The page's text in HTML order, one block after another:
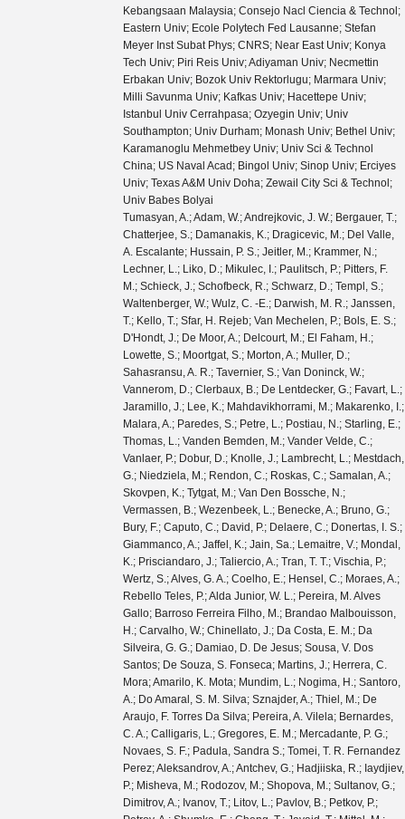
Kebangsaan Malaysia; Consejo Nacl Ciencia & Technol;
Eastern Univ; Ecole Polytech Fed Lausanne; Stefan
Meyer Inst Subat Phys; CNRS; Near East Univ; Konya
Tech Univ; Piri Reis Univ; Adiyaman Univ; Necmettin
Erbakan Univ; Bozok Univ Rektorlugu; Marmara Univ;
Milli Savunma Univ; Kafkas Univ; Hacettepe Univ;
Istanbul Univ Cerrahpasa; Ozyegin Univ; Univ
Southampton; Univ Durham; Monash Univ; Bethel Univ;
Karamanoglu Mehmetbey Univ; Univ Sci & Technol
China; US Naval Acad; Bingol Univ; Sinop Univ; Erciyes
Univ; Texas A&M Univ Doha; Zewail City Sci & Technol;
Univ Babes Bolyai
Tumasyan, A.; Adam, W.; Andrejkovic, J. W.; Bergauer, T.; Chatterjee, S.; Damanakis, K.; Dragicevic, M.; Del Valle, A. Escalante; Hussain, P. S.; Jeitler, M.; Krammer, N.; Lechner, L.; Liko, D.; Mikulec, I.; Paulitsch, P.; Pitters, F. M.; Schieck, J.; Schofbeck, R.; Schwarz, D.; Templ, S.; Waltenberger, W.; Wulz, C. -E.; Darwish, M. R.; Janssen, T.; Kello, T.; Sfar, H. Rejeb; Van Mechelen, P.; Bols, E. S.; D'Hondt, J.; De Moor, A.; Delcourt, M.; El Faham, H.; Lowette, S.; Moortgat, S.; Morton, A.; Muller, D.; Sahasransu, A. R.; Tavernier, S.; Van Doninck, W.; Vannerom, D.; Clerbaux, B.; De Lentdecker, G.; Favart, L.; Jaramillo, J.; Lee, K.; Mahdavikhorrami, M.; Makarenko, I.; Malara, A.; Paredes, S.; Petre, L.; Postiau, N.; Starling, E.; Thomas, L.; Vanden Bemden, M.; Vander Velde, C.; Vanlaer, P.; Dobur, D.; Knolle, J.; Lambrecht, L.; Mestdach, G.; Niedziela, M.; Rendon, C.; Roskas, C.; Samalan, A.; Skovpen, K.; Tytgat, M.; Van Den Bossche, N.; Vermassen, B.; Wezenbeek, L.; Benecke, A.; Bruno, G.; Bury, F.; Caputo, C.; David, P.; Delaere, C.; Donertas, I. S.; Giammanco, A.; Jaffel, K.; Jain, Sa.; Lemaitre, V.; Mondal, K.; Prisciandaro, J.; Taliercio, A.; Tran, T. T.; Vischia, P.; Wertz, S.; Alves, G. A.; Coelho, E.; Hensel, C.; Moraes, A.; Rebello Teles, P.; Alda Junior, W. L.; Pereira, M. Alves Gallo; Barroso Ferreira Filho, M.; Brandao Malbouisson, H.; Carvalho, W.; Chinellato, J.; Da Costa, E. M.; Da Silveira, G. G.; Damiao, D. De Jesus; Sousa, V. Dos Santos; De Souza, S. Fonseca; Martins, J.; Herrera, C. Mora; Amarilo, K. Mota; Mundim, L.; Nogima, H.; Santoro, A.; Do Amaral, S. M. Silva; Sznajder, A.; Thiel, M.; De Araujo, F. Torres Da Silva; Pereira, A. Vilela; Bernardes, C. A.; Calligaris, L.; Gregores, E. M.; Mercadante, P. G.; Novaes, S. F.; Padula, Sandra S.; Tomei, T. R. Fernandez Perez; Aleksandrov, A.; Antchev, G.; Hadjiiska, R.; Iaydjiev, P.; Misheva, M.; Rodozov, M.; Shopova, M.; Sultanov, G.; Dimitrov, A.; Ivanov, T.; Litov, L.; Pavlov, B.; Petkov, P.; Petrov, A.; Shumka, E.; Cheng, T.; Javaid, T.; Mittal, M.; Yuan, L.; Ahmad, M.; Bauer, G.; Hu, Z.; Lezki, S.; Yi, K.; Chen, G. M.; Chen, H. S.; Chen, M.; Iemmi, F.; Jiang, C. H.; Kapoor, A.; Liao, H.; Liu, Z. -A.; Milosevic, V.; Monti, F.; Sharma, R.; Tao, J.; Thomas-Wilsker, J.; Wang, J.; Zhang, H.; Zhao, J.; Agapitos, A.; An, Y.; Ban, Y.; Chen, C.; Levin, A.; Li, C.; Li, Q.; Lyu, X.; Mao, Y.; Qian, S. J.; Sun, X.; Wang, D.; Xiao, J.; Yang, H.; Li, J.; Lu, M.; You, Z.; Gao, X.; Leggat, D.; Okawa, H.; Zhang, Y.; Lin, Z.; Lu, C.; Xiao, M.; Avila, C.; Trujillo, D. A. Barbosa; Cabrera, A.; Florez, C.; Fraga, J.; Guisao, J. Mejia; Ramirez, F.; Rodriguez, M.; Alvarez, J. D. Ruiz; Giljanovic, D.; Godinovic, N.; Lelas, D.; Puljak, I.; Antunovic, Z.; Kovac, M.; Sculac, T.; Brigljevic, V.; Chitroda, B. K.; Ferencek, D.; Majumder, D.; Roguljic, M.; Starodumov, A.; Susa, T.; Attikis, A.; Christoforou, K.; Kole, G.; Kolosova, M.; Konstantinou, S.; Mousa, J.; Nicolaou, C.; Ptochos, F.; Razis, P. A.; Rykaczewski, H.; Saka, H.; Finger, M.; Kveton, A.; Ayala, E.; Jarrin, E. Carrera; Abdelalim, A. A.; Salama, E.; Mahmoud, M. A.; Mohammed, Y.; Bhowmik, S.; Dewanjee, R. K.; Ehataht, K.; Kadastik, M.; Nandan, S.; Nielsen, C.; Pata, J.; Raidal, M.; Tani, L.; Veelken, C.; Eerola, P.; Kirschenmann, H.; Osterberg, K.; Voutilainen, M.; Bharthuar, S.; Brucken, E.; Garcia, F.; Havukainen, J.; Kim, M. S.; Kinnunen, R.; Lampen, T.; Lassila-Perini, K.; Lehti, S.; Linden, T.; Lotti, M.; Martikainen, L.; Myllymaki, M.; Ott, J.; Rantanen, M. M.; Siikonen, H.; Tuominen, E.; Tuominiemi, J.; Luukka, P.; Petrow, H.; Tuuva, T.; Amendola, C.; Besancon, M.; Couderc, F.; Dejardin, M.; Denegri, D.; Faure, J. L.; Ferri, F.; Ganjour, S.; Gras, P.; Monchenault, G. Hamel de; Jarry, P.; Lohezic, V.; Malcles, J.; Rander, J.; Rosowsky, A.; Sahin, M. O.; Savoy-Navarro, A.; Simkina, P.; Titov, M.; Barrera, C. Baldenegro; Beaudette, F.; Perraguin, A. Buchot; Busson, P.; Cappati, A.; Charlot, C.; Davignon, O.; Diab, B.; Falmagne, G.; Alves, B. A. Fontana Santos; Ghosh, S.; Cassagnac, R. Granier de; Hakimi, A.; Harikrishnan, B.; Motta, J.; Nguyen, M.; Ochando, C.; Portales, L.; Rembser, J.; Salerno, R.; Sarkar, U.; Sauvan, J. B.; Sirois, Y.; Tarabini, A.; Vernazza, E.; Zabi, A.; Zghiche, A.; Agram, J. -L.; Andrea, J.; Apparu, D.; Bloch, D.; Bourgatte, G.; Brom, J. -M.; Chabert, E. C.; Collard, C.; Darej, D.; Goerlach, U.; Grimault, C.; Le Bihan, A. -C.; Van Hove, P.; Beauceron, S.; Bernet, C.; Boudoul, G.; Camen, C.; Carle, A.; Chanon, N.; Contardo, D.; Depasse, P.; Dozen, C.; El Mamouni, H.; Fay, J.; Gascon, S.; Gouzevitch, M.; Grenier, G.; Ille, B.; Laktineh, I. B.; Lethuillier, M.; Mirabito, L.; Perries, S.; Shchablo, K.; Sordini, V.; Torterotot, L.; Vander Donckt, M.; Verdier, P.; Viret, S.; Lomidze, I.; Toriashvili, T.; Tsamalaidze, Z.; Botta, V.; Feld, L.; Klein, K.; Lipinski, M.; Meuser, D.; Pauls, A.; Rowert, N.; Teroerde, M.; Diekmann, S.; Dodonova, A.; Eich, N.; Eliseev, D.; Erdmann, M.; Fackeldey, P.; Fischer, B.; Hebbeker, T.; Hoepfner, K.; Ivone, F.; Lee, M. Y.; Mastrolorenzo, L.; Merschmeyer, M.; Meyer, A.; Mondal, S.; Mukherjee, S.; Noll, D.; Novak, A.; Nowotny, F.; Pozdnyakov, A.; Rath, Y.; Redjeb, W.; Reithler, H.; Schmidt, A.; Schuler, S. C.; Sharma, A.; Vigilante, L.; Wiedenbeck, S.; Zaleski, S.; Dziwok, C.; Flugge, G.; Ahmad, W. Haj; Hlushchenko, O.; Kress, T.; Nowack, A.; Pooth, O.; Stahl, A.; Ziemons, T.; Zotz, A.; Petersen, H. Aarup; Martin, M. Aldaya; Asmuss, P.; Baxter, S.; Bayatmakou, M.; Behnke, O.; Martinez, A. Bermudez; Bin Anuar, A. A.; Blekman, F.; Borras, K.; Brunner, D.; Campbell, A.; Cardini, A.; Cheng, C.; Colombina, F.; Rodriguez, S. Consuegra; Silva, G. Correia; De Silva, M.; Didukh, L.; Eckerlin, G.; Eckstein, D.; Banos, L. I. Estevez; Filatov, O.; Gallo, E.; Geiser, A.; Giraldi, A.; Greau, G.; Grohsjean, A.; Guglielmi, V.; Guthoff, M.; Jafari, A.; Jomhari, N. Z.; Kaech, B.; Kasemann, M.; Kaveh, H.; Kleinwort, C.; Kogler, R.; Komm, M.; Krucker, D.; Lange, W.; Pernia, D. Leyva; Lipka, K.; Lohmann, W.; Mankel, R.; Melzer-Pellmann, I. -A.; Morentin, M. Mendizabal; Metwally, J.; Meyer, A. B.; Milella, G.; Kasem, A.; Mormile, M.; Mussgiller, A.; Nurnberg, A.; Otarid, Y.; Adan, D. Perez; Raspereza, A.; Lopes, B. Ribeiro; Rubenach, J.; Saggio, A.; Saibel, A.; Savitskyi, M.; Scham, M.; Scheurer, V.; Schnake, S.; Schutze, P.; Schwanenberger, C.; Shchedrolosiev, M.; Ricardo, R. E. Sosa; Stafford, D.; Tonon, N.; Van de Klundert, M.; Vazzoler, F.; Barroso, A. Ventura; Walsh, R.; Walter, D.; Wang, Q.; Wen, Y.; Wichmann, K.; Wiens, L.; Wissing, C.; Wuchterl, S.; Yang, Y.; Santos, A. Zimermmane Castro; Aggleton, R.; Albrecht, A.; Albrecht, S.; Antonello, M.; Bein, S.; Benato, L.; Bonanomi, M.; Connor, P.; De Leo, K.; Eich, M.; El Morabit, K.; Feindt, F.; Frohlich, A.; Garbers, C.; Garutti, E.; Hajheidari, M.; Haller, J.; Hinzmann, A.; Jabusch, H. R.; Kasieczka, G.; Klanner, R.; Korcari, W.; Kramer, T.; Kutzner, V.; Lange, J.; Lange, T.; Lobanov, A.; Matthies, C.; Mehta, A.; Moureaux, L.; Mrowietz, M.; Nigamova, A.; Nissan, Y.; Paasch, A.; Rodriguez, K. J. Pena; Rieger, M.; Rieger, O.; Schleper, P.; Schroder, M.; Schwandt, J.; Stadie, H.; Steinbruck, G.; Tews, A.; Wolf, M.; Bechtel, J.; Brommer, S.; Burkart, M.; Butz, E.; Caspart, R.; Chwalek, T.; Dierlamm, A.; Droll, A.; Faltermann, N.; Giffels, M.; Gosewisch, J. O.; Gottmann, A.; Hartmann, F.; Heidecker, C.; Horzela, M.; Husemann, U.; Keicher, P.; Klute, M.; Koppenhofer, R.; Maier, S.; Mitra, S.; Mueller, T.; Neukum, M.; Quast, G.; Rabbertz, K.; Rauser, J.; Savoiu, D.; Schnepf, M.; Seith, D.; Shvetsov, I.; Simonis, H. J.; Trevisani, N.; Ulrich, R.; van der Linden, J.; Von Cube, R. F.; Wassmer, M.; Weber, M.; Wieland, S.; Wolf, R.; Wozniewski, S.; Wunsch, S.; Anagnostou, G.; Assiouras, P.; Daskalakis, G.; Kyriakis, A.; Stakia, A.; Diamantopoulou, M.; Karasavvas, D.; Kontaxakis, P.; Manousakis-Katsikakis, A.; Panagiotou, A.; Papavergou, I.; Saoulidou, N.; Theofilatos, K.; Tziaferi, E.; Vellidis, K.; Vourliotis, E.; Bakas, G.; Chatzistavrou, T.; Kousouris, K.; Papakrivopoulos, I.; Tsipolitis, G.; Zacharopoulou, A.; Adamidis, K.; Bestintzanos, I.; Evangelou, I.; Foudas, C.; Gianneios, P.; Kamtsikis, C.; Katsoulis, P.; Kokkas, P.; Kioseoglou, P. G. Kosmoglou; Manthos, N.; Papadopoulos, I.; Strologas, J.; Csanad, M.; Farkas, K.; Gadallah, M. M. A.; Lokos, S.; Major, P.; Mandal, K.; Pasztor, G.; Radl, A. J.; Suranyi, O.; Veres, G. I.; Bartok, M.; Bencze, G.; Hajdu, C.; Horvath, D.; Sikler, F.; Veszpremi, V.; Beni, N.; Czellar, S.; Fasanella, D.; Karancsi, J.; Molnar, J.; Szillasi, Z.; Teyssier, D.; Ujvari, B.; Zilizi, G.; Csorgo, T.; Nemes, F.; Novak, T.; Babbar, J.; Bansal, S.; Beri, S. B.; Bhatnagar, V.; Chaudhary, G.; Chauhan, S.; Dhingra, N.; Gupta, R.; Kaur, A.; Virdi, A. K.; Kaur, H.; Kaur, M.; Kumar, S.; Kumari, P.; Meena, M.; Sandeep, K.; Sheokand, T.; Singh, J. B.; Singla, A.; Ahmed, A.; Bhardwaj, A.; Choudhary, B. C.; Gola, M.; Keshri, S.; Kumar, A.; Naimuddin, M.; Priyanka, P.; Ranjan, K.; Saumya, S.; Shah, A.; Baradia, S.; Barman, S.; Bhattacharya, S.; Bhowmik, D.; Dutta, S.; Gomber, B.; Maity, M.; Palit, P.; Rout, P. K.; Saha, G.; Sahu, B.; Sarkar, S.; Behera, P. K.; Behera, S. C.; Kalbhor, P.; Komaragiri, J. R.; Kumar, D.; Muhammad, A.; Panwar, L.; Pradhan, R.; Pujahari, P. R.; Sikdar, A. K.; Tiwari, P. C.; Verma, S.; Naskar, K.; Aziz, T.; Das, I.; Dugad, S.; Kumar, M.; Mohanty, G. B.; Suryadevara, P.; Banerjee, S.; Chudasama, R.; Guchait, M.; Karmakar, S.; Majumder, G.; Mazumdar, K.; Thachayath, A.; Bahinipati, S.; Das, A. K.; Kar, C.; Mal, P.; Mishra, T.; Bindhu, V. K. Muraleedharan Nair; Nayak, A.; Saha, P.; Sur, N.; Swain, S. K.; Vats, D.; Alpana, A.; Dube, S.; Kansal, B.; Laha, A.; Pandey, S.; Rastogi, A.; Sharma, S.; Bakhshiansohi, H.; Khazaie, E.; Zeinali, M.; Chenarani, S.; Etesami, S. M.; Khakzad, M.; Najafabadi, M. Mohammadi; Felcini, M.; Grunewald, M.; Abbrescia, M.; Aly, R.; Aruta, C.; Colaleo, A.; Creanza